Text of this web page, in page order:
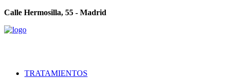
Calle Hermosilla, 55 - Madrid
TRATAMIENTOS